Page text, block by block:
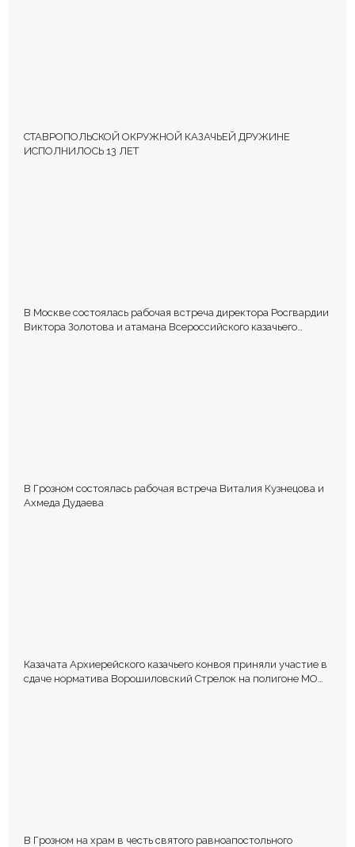
СТАВРОПОЛЬСКОЙ ОКРУЖНОЙ КАЗАЧЬЕЙ ДРУЖИНЕ
ИСПОЛНИЛОСЬ 13 ЛЕТ
В Москве состоялась рабочая встреча директора Росгвардии
Виктора Золотова и атамана Всероссийского казачьего
В Грозном состоялась рабочая встреча Виталия Кузнецова и
Ахмеда Дудаева
Казачата Архиерейского казачьего конвоя приняли участие в
сдаче норматива Ворошиловский Стрелок на полигоне МО
В Грозном на храм в честь святого равноапостольного